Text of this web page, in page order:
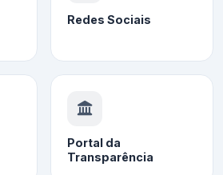
Redes Sociais
Portal da
Transparência